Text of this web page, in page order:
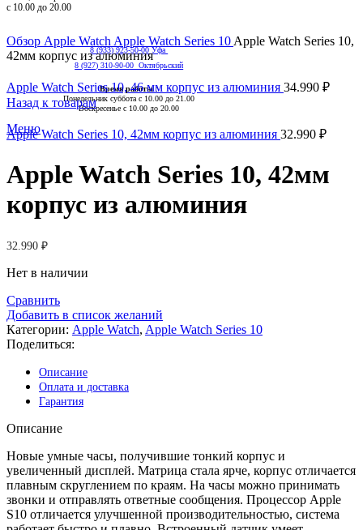
с 10.00 до 20.00
8 (933) 923-50-00 Уфа
8 (927) 310-90-00 Октябрьский
Время работы:
Понедельник суббота с 10.00 до 21.00
Воскресенье с 10.00 до 20.00
Меню
Обзор Apple Watch Apple Watch Series 10 Apple Watch Series 10,
42мм корпус из алюминия
Apple Watch Series 10, 46 мм корпус из алюминия 34.990 ₽
Назад к товарам
Apple Watch Series 10, 42мм корпус из алюминия 32.990 ₽
Apple Watch Series 10, 42мм
корпус из алюминия
32.990 ₽
Нет в наличии
Сравнить
Добавить в список желаний
Категории: Apple Watch, Apple Watch Series 10
Поделиться:
Описание
Оплата и доставка
Гарантия
Описание
Новые умные часы, получившие тонкий корпус и
увеличенный дисплей. Матрица стала ярче, корпус отличается
плавным скруглением по краям. На часы можно принимать
звонки и отправлять ответные сообщения. Процессор Apple
S10 отличается улучшенной производительностью, система